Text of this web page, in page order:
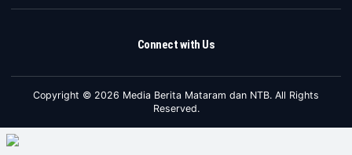
Connect with Us
Copyright © 2026 Media Berita Mataram dan NTB. All Rights
Reserved.